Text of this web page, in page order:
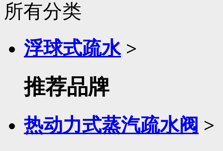
所有分类
浮球式疏水 >
推荐品牌
热动力式蒸汽疏水阀 >